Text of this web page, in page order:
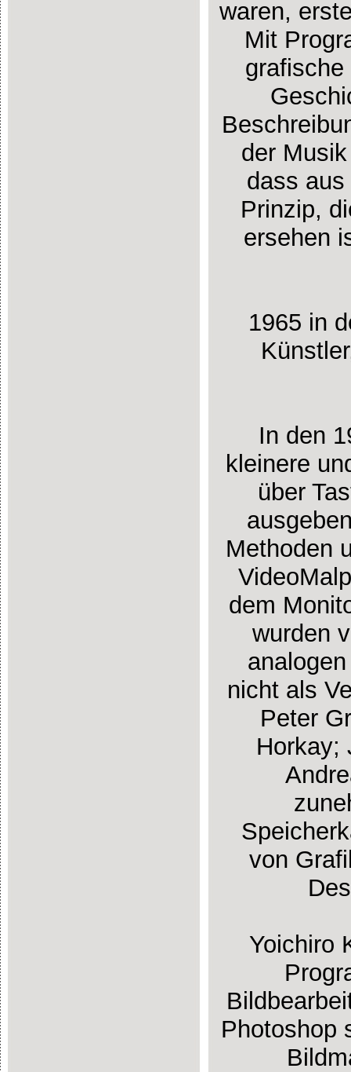
waren,
Mit
der
dass
Prinzip,
ersehen
1965 in
In den
kleinere
über
Methoden
dem
wurden
nicht als
Peter
Horkay;
von
Yoichiro
Photoshop